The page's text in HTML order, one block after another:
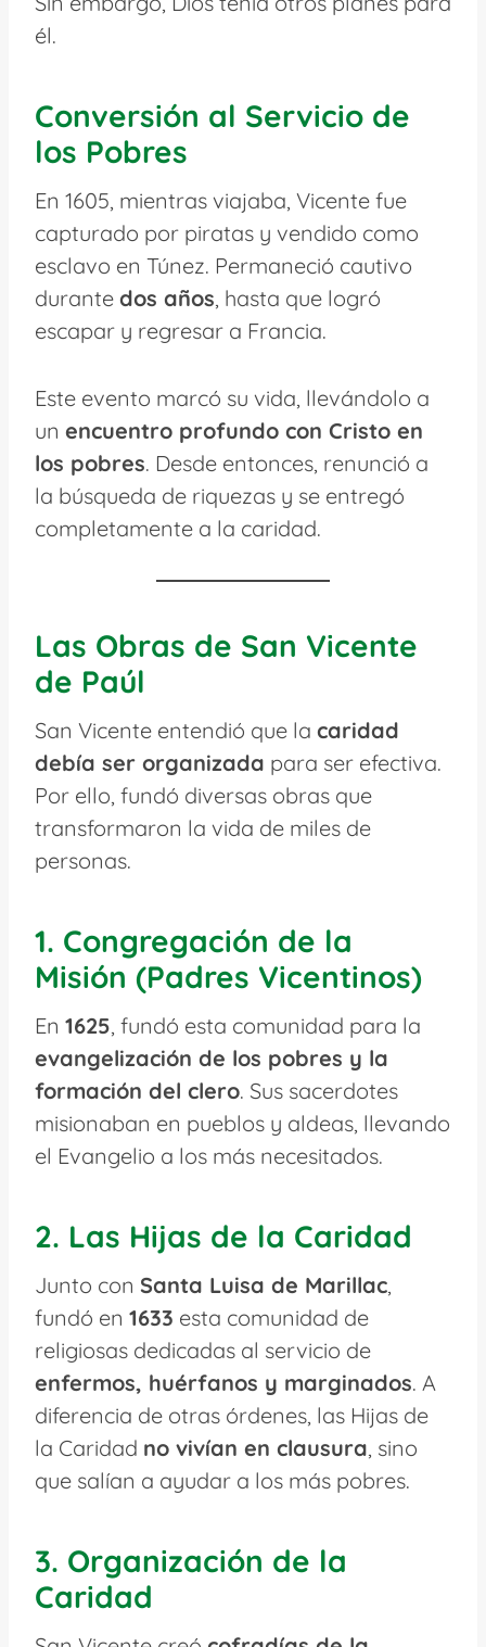
él.
Conversión al Servicio de
los Pobres
En 1605, mientras viajaba, Vicente fue
capturado por piratas y vendido como
esclavo en Túnez. Permaneció cautivo
durante dos años, hasta que logró
escapar y regresar a Francia.
Este evento marcó su vida, llevándolo a
un encuentro profundo con Cristo en
los pobres. Desde entonces, renunció a
la búsqueda de riquezas y se entregó
completamente a la caridad.
Las Obras de San Vicente
de Paúl
San Vicente entendió que la caridad
debía ser organizada para ser efectiva.
Por ello, fundó diversas obras que
transformaron la vida de miles de
personas.
1. Congregación de la
Misión (Padres Vicentinos)
En 1625, fundó esta comunidad para la
evangelización de los pobres y la
formación del clero. Sus sacerdotes
misionaban en pueblos y aldeas, llevando
el Evangelio a los más necesitados.
2. Las Hijas de la Caridad
Junto con Santa Luisa de Marillac,
fundó en 1633 esta comunidad de
religiosas dedicadas al servicio de
enfermos, huérfanos y marginados. A
diferencia de otras órdenes, las Hijas de
la Caridad no vivían en clausura, sino
que salían a ayudar a los más pobres.
3. Organización de la
Caridad